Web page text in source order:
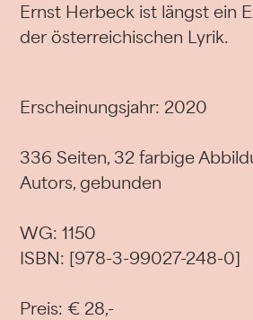
Ernst Herbeck ist längst ein
der österreichischen Lyrik.
Erscheinungsjahr: 2020
336 Seiten, 32 farbige
Autors, gebunden
WG: 1150
ISBN: [978-3-99027-248-0]
Preis: € 28,-